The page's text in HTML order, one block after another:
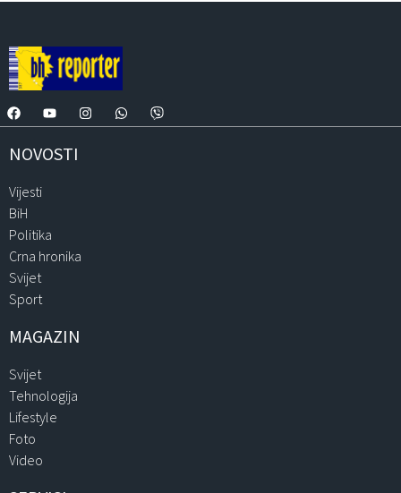
NOVOSTI
Vijesti
BiH
Politika
Crna hronika
Svijet
Sport
MAGAZIN
Svijet
Tehnologija
Lifestyle
Foto
Video